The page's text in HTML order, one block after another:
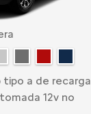
tipo a de recarga
12v no